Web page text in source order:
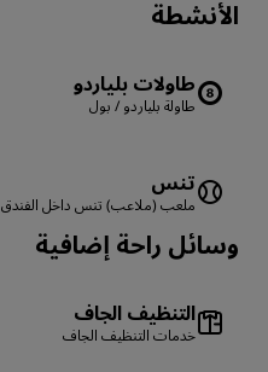
الأنشطة
طاولات بلياردو
طاولة بلياردو / بول
تنس
ملعب (ملاعب) تنس داخل الفندق
وسائل راحة إضافية
التنظيف الجاف
خدمات التنظيف الجاف